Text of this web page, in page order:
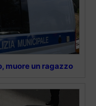
muore un ragazzo